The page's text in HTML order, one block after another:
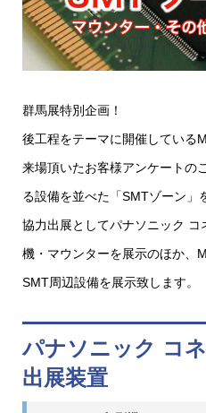
群馬展特別企画！
後工程をテーマに開催している
来場頂いたお客様アンケートの
る設備を並べた「SMTゾーン」
協力出展としてパナソニック コ
機・マウンターを展示のほか、
SMT周辺設備を展示致します。
パナソニック コ
出展装置